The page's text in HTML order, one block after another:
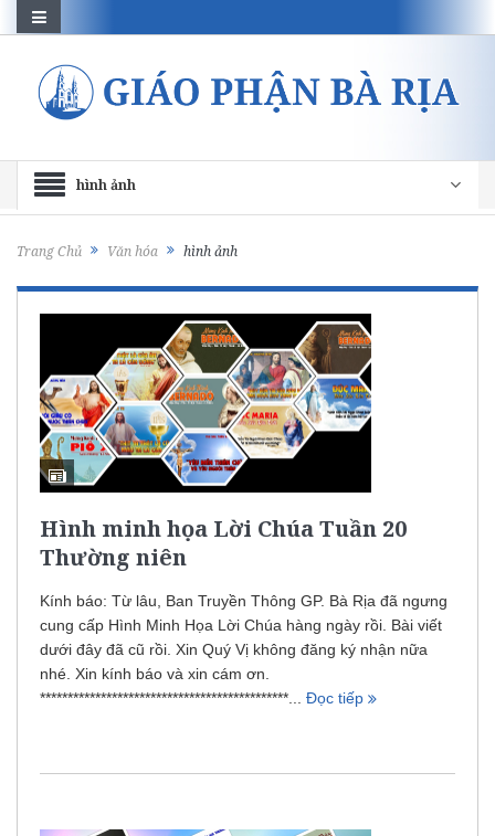
hình ảnh
Trang Chủ Văn hóa hình ảnh
Hình minh họa Lời Chúa Tuần 20
Thường niên
Kính báo: Từ lâu, Ban Truyền Thông GP. Bà Rịa đã ngưng
cung cấp Hình Minh Họa Lời Chúa hàng ngày rồi. Bài viết
dưới đây đã cũ rồi. Xin Quý Vị không đăng ký nhận nữa
nhé. Xin kính báo và xin cám ơn.
*********************************************... Đọc tiếp